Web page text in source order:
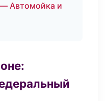
Автомойка и